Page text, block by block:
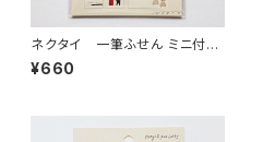
ネクタイ 一筆ふせん ミニ付箋
セット 手紙をかくよ・おはな
¥660